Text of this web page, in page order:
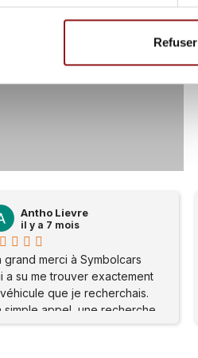
Refuser
Olivier CILIA
il y a 7 mois
contacté le Garage, symbole
suite à un message
d’entretien sur mon
S. Ils m’ont proposé de
rendre sur place . Mon